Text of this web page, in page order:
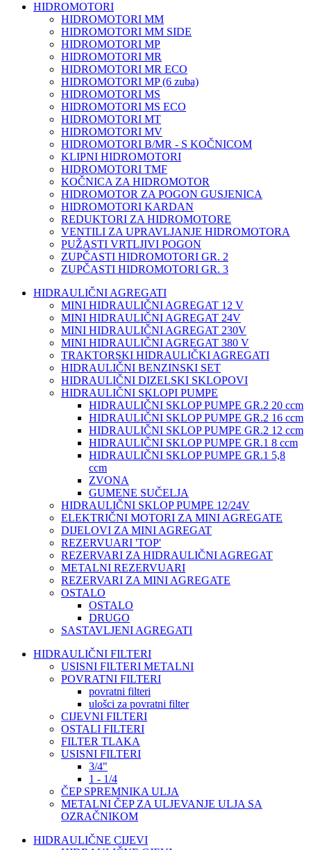
HIDROMOTORI
HIDROMOTORI MM
HIDROMOTORI MM SIDE
HIDROMOTORI MP
HIDROMOTORI MR
HIDROMOTORI MR ECO
HIDROMOTORI MP (6 zuba)
HIDROMOTORI MS
HIDROMOTORI MS ECO
HIDROMOTORI MT
HIDROMOTORI MV
HIDROMOTORI B/MR - S KOČNICOM
KLIPNI HIDROMOTORI
HIDROMOTORI TMF
KOČNICA ZA HIDROMOTOR
HIDROMOTOR ZA POGON GUSJENICA
HIDROMOTORI KARDAN
REDUKTORI ZA HIDROMOTORE
VENTILI ZA UPRAVLJANJE HIDROMOTORA
PUŽASTI VRTLJIVI POGON
ZUPČASTI HIDROMOTORI GR. 2
ZUPČASTI HIDROMOTORI GR. 3
HIDRAULIČNI AGREGATI
MINI HIDRAULIČNI AGREGAT 12 V
MINI HIDRAULIČNI AGREGAT 24V
MINI HIDRAULIČNI AGREGAT 230V
MINI HIDRAULIČNI AGREGAT 380 V
TRAKTORSKI HIDRAULIČKI AGREGATI
HIDRAULIČNI BENZINSKI SET
HIDRAULIČNI DIZELSKI SKLOPOVI
HIDRAULIČNI SKLOPI PUMPE
HIDRAULIČNI SKLOP PUMPE GR.2 20 ccm
HIDRAULIČNI SKLOP PUMPE GR.2 16 ccm
HIDRAULIČNI SKLOP PUMPE GR.2 12 ccm
HIDRAULIČNI SKLOP PUMPE GR.1 8 ccm
HIDRAULIČNI SKLOP PUMPE GR.1 5,8
ccm
ZVONA
GUMENE SUČELJA
HIDRAULIČNI SKLOP PUMPE 12/24V
ELEKTRIČNI MOTORI ZA MINI AGREGATE
DIJELOVI ZA MINI AGREGAT
REZERVUARI 'TOP'
REZERVARI ZA HIDRAULIČNI AGREGAT
METALNI REZERVUARI
REZERVARI ZA MINI AGREGATE
OSTALO
OSTALO
DRUGO
SASTAVLJENI AGREGATI
HIDRAULIČNI FILTERI
USISNI FILTERI METALNI
POVRATNI FILTERI
povratni filteri
ulošci za povratni filter
CIJEVNI FILTERI
OSTALI FILTERI
FILTER TLAKA
USISNI FILTERI
3/4"
1 - 1/4
ČEP SPREMNIKA ULJA
METALNI ČEP ZA ULJEVANJE ULJA SA
OZRAČNIKOM
HIDRAULIČNE CIJEVI